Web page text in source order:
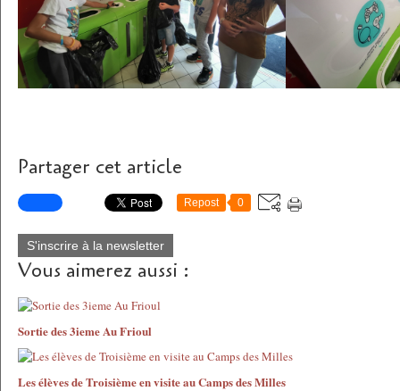
Partager cet article
Repost 0
S'inscrire à la newsletter
Vous aimerez aussi :
Sortie des 3ieme Au Frioul
Les élèves de Troisième en visite au Camps des Milles